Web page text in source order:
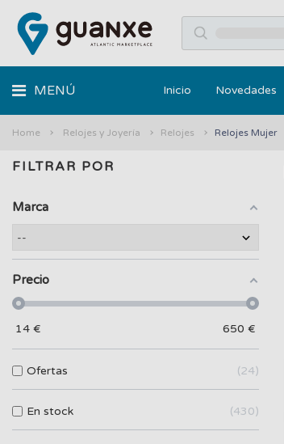
MENÚ Inicio Novedades
Home Relojes y Joyería Relojes Relojes Mujer
FILTRAR POR
Marca
Precio
14 € 650 €
Ofertas 24
En stock 430